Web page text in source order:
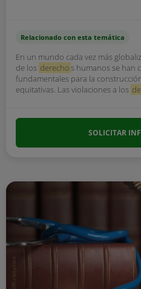
Relacionado con esta temática
En un mundo cada vez más
de los derechos humanos se han
fundamentales para la
equitativas. Las violaciones a los
SOLICITAR